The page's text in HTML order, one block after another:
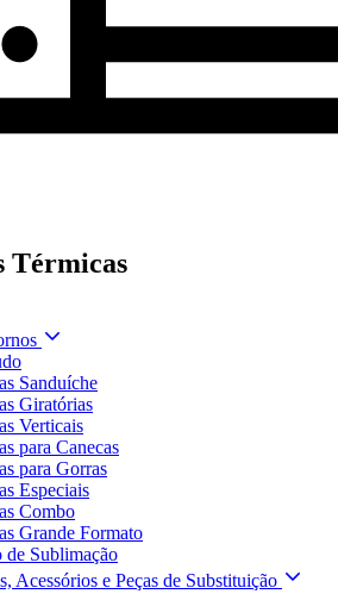
Térmicas
Sanduíche
Giratórias
Verticais
para Canecas
para Gorras
Especiais
Combo
Grande Formato
de Sublimação
Acessórios e Peças de Substituição